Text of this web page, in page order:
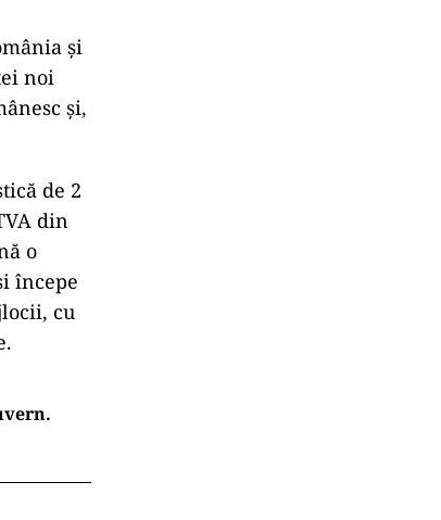
și
noi
și,
de 2
din
o
începe
cu